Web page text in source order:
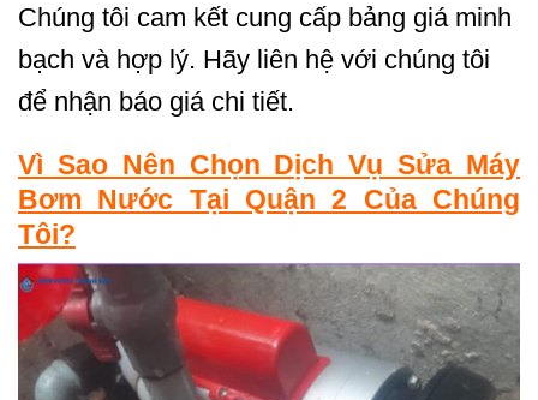
Chúng tôi cam kết cung cấp bảng giá minh
bạch và hợp lý. Hãy liên hệ với chúng tôi
để nhận báo giá chi tiết.
Vì Sao Nên Chọn Dịch Vụ Sửa Máy
Bơm Nước Tại Quận 2 Của Chúng
Tôi?